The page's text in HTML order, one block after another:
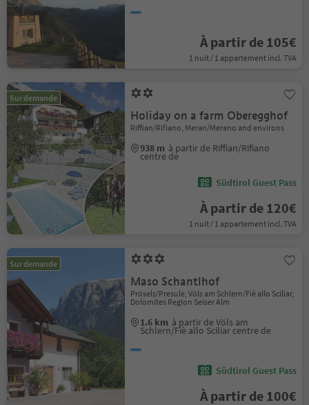
À partir de 105€
1 nuit / 1 appartement incl. TVA
Sur demande
Holiday on a farm Oberegghof
Riffian/Rifiano, Meran/Merano and environs
938 m à partir de Riffian/Rifiano
centre de
Südtirol Guest Pass
À partir de 120€
1 nuit / 1 appartement incl. TVA
Sur demande
Maso Schantlhof
Prösels/Presule, Völs am Schlern/Fiè allo Sciliar,
Dolomites Region Seiser Alm
1.6 km à partir de Völs am
Schlern/Fiè allo Sciliar centre de
Südtirol Guest Pass
À partir de 100€